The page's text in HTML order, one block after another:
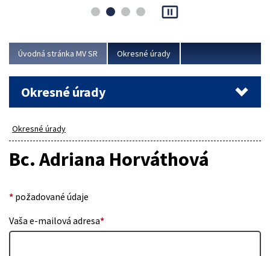
asociácie poisťovní (SLASPO) a Ministerstva vnútra SR.
Viac
pause_presentation
Úvodná stránka MV SR Okresné úrady
Okresné úrady
Okresné úrady
Bc. Adriana Horváthová
* požadované údaje
Vaša e-mailová adresa*